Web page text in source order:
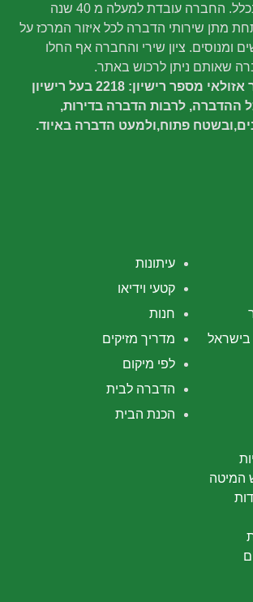
ובמדינת ישראל בכלל. החברה עובדת למעלה מ 40 שנה
מתן שירותי הדברה לכל איזור המרכז על
ומנוסים. ציון שירי והחברה אף החלו
שאותם ניתן לרכוש באתר.
שם המדביר: מור אזולאי מספר רישיון: 2218 בעל רישיון
ההדברה, לרבות הדברה בדירות,
פתוח,ולמעט הדברה באיוד.
עיתונות
קטעי וידיאו
חנות
מדריך מזיקים
בישראל
לפי מיקום
הדברה לבית
הכנת הבית
המיטה